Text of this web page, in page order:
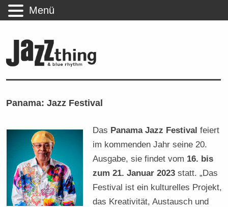
Panama: Jazz Festival
Das Panama Jazz Festival feiert
im kommenden Jahr seine 20.
Ausgabe, sie findet vom 16. bis
zum 21. Januar 2023 statt. „Das
Festival ist ein kulturelles Projekt,
das Kreativität, Austausch und
Menü